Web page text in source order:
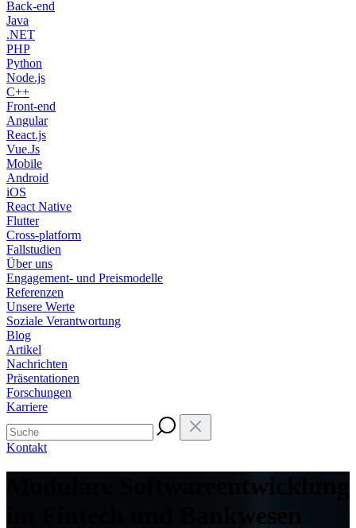
Back-end
Java
.NET
PHP
Python
Node.js
C++
Front-end
Angular
React.js
Vue.Js
Mobile
Android
iOS
React Native
Flutter
Cross-platform
Fallstudien
Über uns
Engagement- und Preismodelle
Referenzen
Unsere Werte
Soziale Verantwortung
Blog
Artikel
Nachrichten
Präsentationen
Forschungen
Karriere
Kontakt
Modulare Softwareentwicklung
im Fintech und Bankwesen